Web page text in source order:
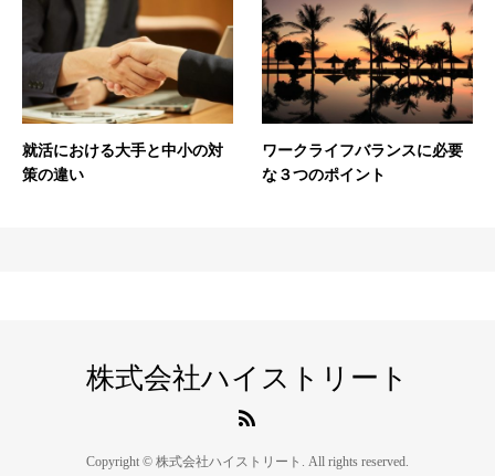
就活における大手と中小の対
策の違い
ワークライフバランスに必要
な３つのポイント
株式会社ハイストリート
Copyright © 株式会社ハイストリート. All rights reserved.